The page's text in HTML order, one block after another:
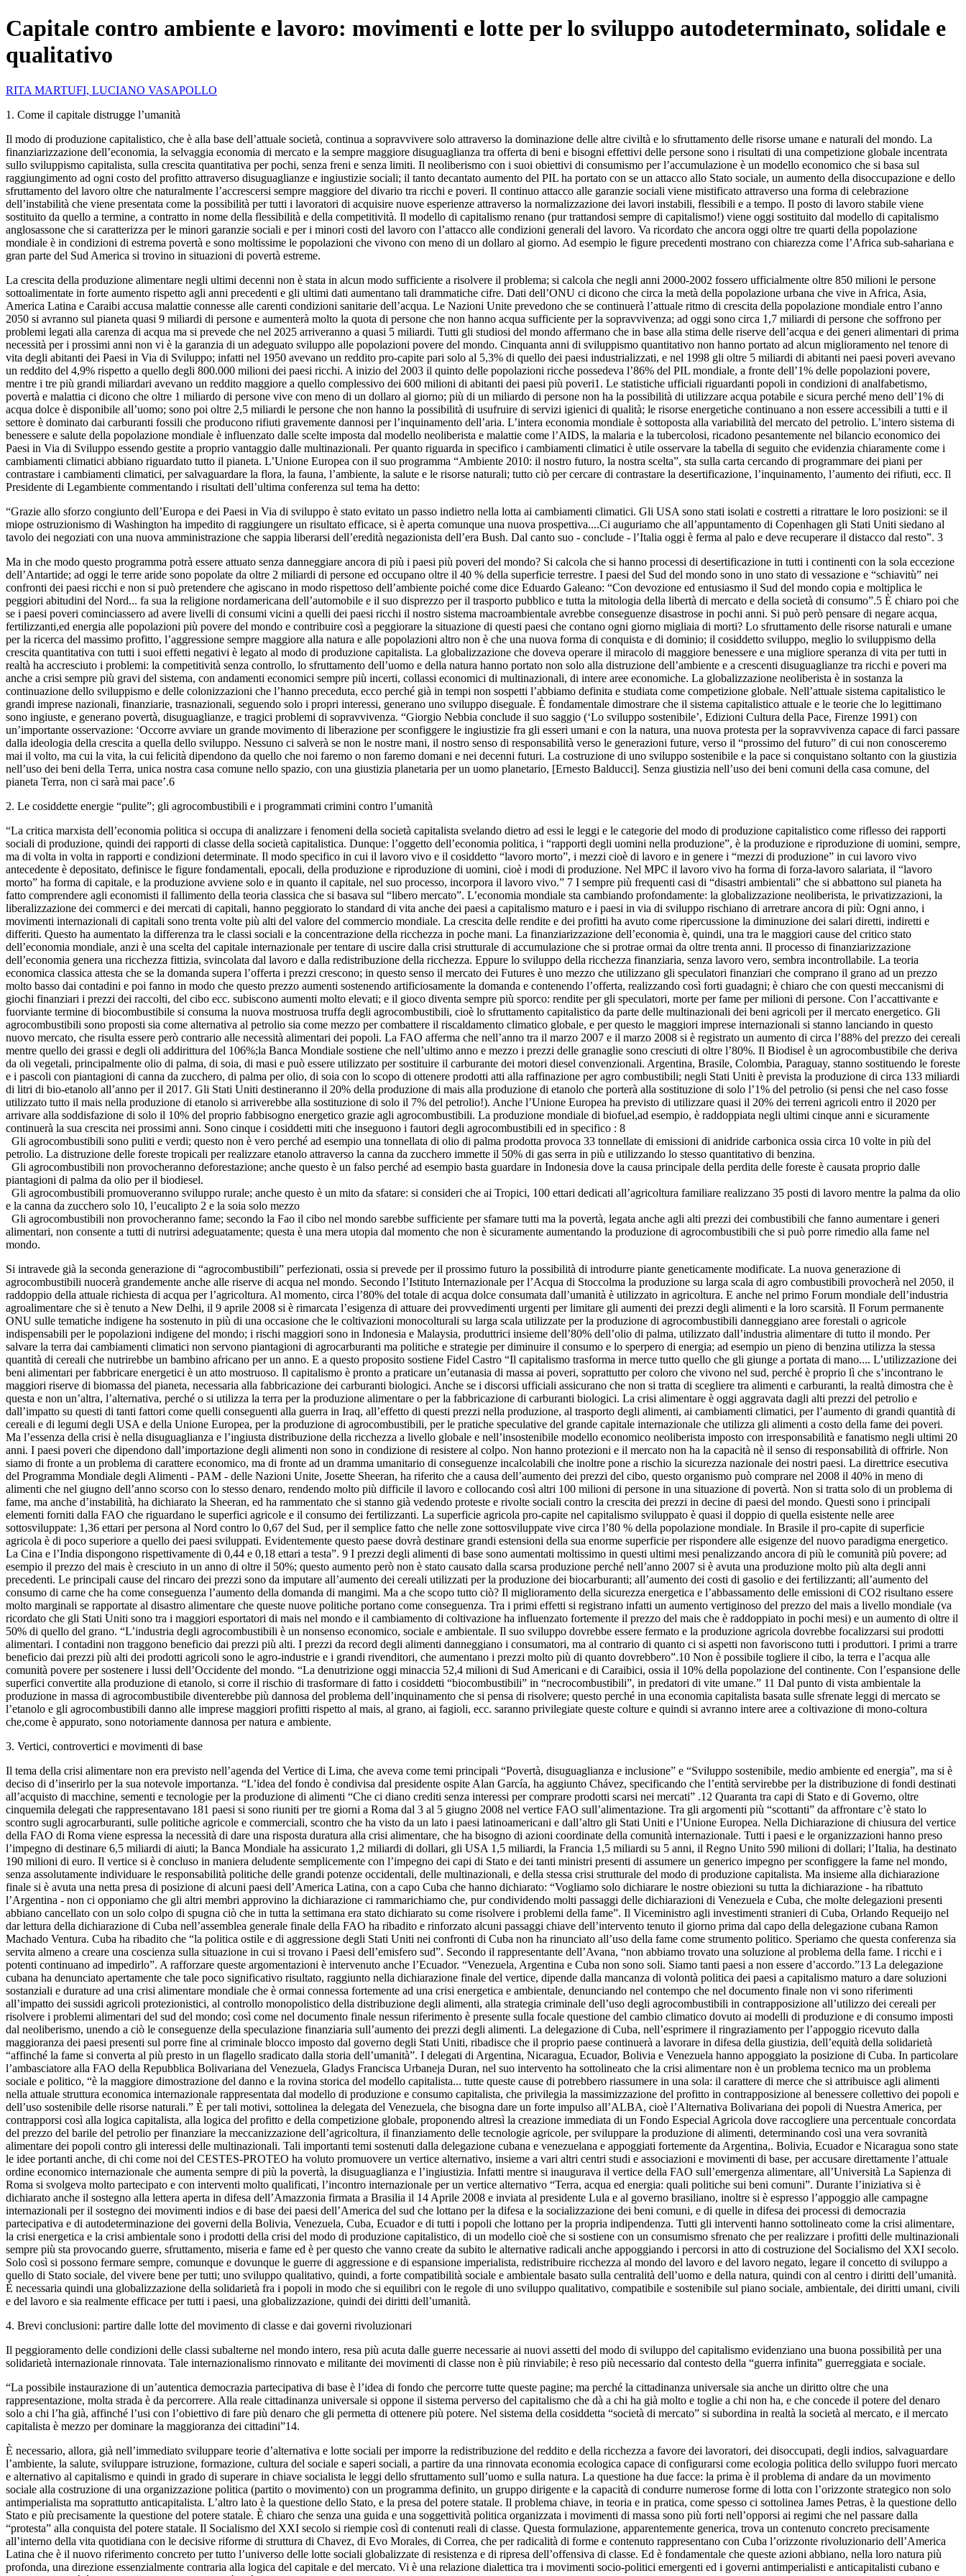
Capitale contro ambiente e lavoro: movimenti e lotte per lo sviluppo autodeterminato, solidale e
qualitativo
RITA MARTUFI, LUCIANO VASAPOLLO
1. Come il capitale distrugge l’umanità
Il modo di produzione capitalistico, che è alla base dell’attuale società, continua a sopravvivere solo attraverso la dominazione delle altre civiltà e lo sfruttamento delle risorse umane e naturali del mondo. La
finanziarizzazione dell’economia, la selvaggia economia di mercato e la sempre maggiore disuguaglianza tra offerta di beni e bisogni effettivi delle persone sono i risultati di una competizione globale incentrata
sullo sviluppismo capitalista, sulla crescita quantitativa per pochi, senza freni e senza limiti. Il neoliberismo con i suoi obiettivi di consumismo per l’accumulazione è un modello economico che si basa sul
raggiungimento ad ogni costo del profitto attraverso disuguaglianze e ingiustizie sociali; il tanto decantato aumento del PIL ha portato con se un attacco allo Stato sociale, un aumento della disoccupazione e dello
sfruttamento del lavoro oltre che naturalmente l’accrescersi sempre maggiore del divario tra ricchi e poveri. Il continuo attacco alle garanzie sociali viene mistificato attraverso una forma di celebrazione
dell’instabilità che viene presentata come la possibilità per tutti i lavoratori di acquisire nuove esperienze attraverso la normalizzazione dei lavori instabili, flessibili e a tempo. Il posto di lavoro stabile viene
sostituito da quello a termine, a contratto in nome della flessibilità e della competitività. Il modello di capitalismo renano (pur trattandosi sempre di capitalismo!) viene oggi sostituito dal modello di capitalismo
anglosassone che si caratterizza per le minori garanzie sociali e per i minori costi del lavoro con l’attacco alle condizioni generali del lavoro. Va ricordato che ancora oggi oltre tre quarti della popolazione
mondiale è in condizioni di estrema povertà e sono moltissime le popolazioni che vivono con meno di un dollaro al giorno. Ad esempio le figure precedenti mostrano con chiarezza come l’Africa sub-sahariana e
gran parte del Sud America si trovino in situazioni di povertà estreme.
La crescita della produzione alimentare negli ultimi decenni non è stata in alcun modo sufficiente a risolvere il problema; si calcola che negli anni 2000-2002 fossero ufficialmente oltre 850 milioni le persone
sottoalimentate in forte aumento rispetto agli anni precedenti e gli ultimi dati aumentano tali drammatiche cifre. Dati dell’ONU ci dicono che circa la metà della popolazione urbana che vive in Africa, Asia,
America Latina e Caraibi accusa malattie connesse alle carenti condizioni sanitarie dell’acqua. Le Nazioni Unite prevedono che se continuerà l’attuale ritmo di crescita della popolazione mondiale entro l’anno
2050 si avranno sul pianeta quasi 9 miliardi di persone e aumenterà molto la quota di persone che non hanno acqua sufficiente per la sopravvivenza; ad oggi sono circa 1,7 miliardi di persone che soffrono per
problemi legati alla carenza di acqua ma si prevede che nel 2025 arriveranno a quasi 5 miliardi. Tutti gli studiosi del mondo affermano che in base alla stima delle riserve dell’acqua e dei generi alimentari di prima
necessità per i prossimi anni non vi è la garanzia di un adeguato sviluppo alle popolazioni povere del mondo. Cinquanta anni di sviluppismo quantitativo non hanno portato ad alcun miglioramento nel tenore di
vita degli abitanti dei Paesi in Via di Sviluppo; infatti nel 1950 avevano un reddito pro-capite pari solo al 5,3% di quello dei paesi industrializzati, e nel 1998 gli oltre 5 miliardi di abitanti nei paesi poveri avevano
un reddito del 4,9% rispetto a quello degli 800.000 milioni dei paesi ricchi. A inizio del 2003 il quinto delle popolazioni ricche possedeva l’86% del PIL mondiale, a fronte dell’1% delle popolazioni povere,
mentre i tre più grandi miliardari avevano un reddito maggiore a quello complessivo dei 600 milioni di abitanti dei paesi più poveri1. Le statistiche ufficiali riguardanti popoli in condizioni di analfabetismo,
povertà e malattia ci dicono che oltre 1 miliardo di persone vive con meno di un dollaro al giorno; più di un miliardo di persone non ha la possibilità di utilizzare acqua potabile e sicura perché meno dell’1% di
acqua dolce è disponibile all’uomo; sono poi oltre 2,5 miliardi le persone che non hanno la possibilità di usufruire di servizi igienici di qualità; le risorse energetiche continuano a non essere accessibili a tutti e il
settore è dominato dai carburanti fossili che producono rifiuti gravemente dannosi per l’inquinamento dell’aria. L’intera economia mondiale è sottoposta alla variabilità del mercato del petrolio. L’intero sistema di
benessere e salute della popolazione mondiale è influenzato dalle scelte imposta dal modello neoliberista e malattie come l’AIDS, la malaria e la tubercolosi, ricadono pesantemente nel bilancio economico dei
Paesi in Via di Sviluppo essendo gestite a proprio vantaggio dalle multinazionali. Per quanto riguarda in specifico i cambiamenti climatici è utile osservare la tabella di seguito che evidenzia chiaramente come i
cambiamenti climatici abbiano riguardato tutto il pianeta. L’Unione Europea con il suo programma “Ambiente 2010: il nostro futuro, la nostra scelta”, sta sulla carta cercando di programmare dei piani per
contrastare i cambiamenti climatici, per salvaguardare la flora, la fauna, l’ambiente, la salute e le risorse naturali; tutto ciò per cercare di contrastare la desertificazione, l’inquinamento, l’aumento dei rifiuti, ecc. Il
Presidente di Legambiente commentando i risultati dell’ultima conferenza sul tema ha detto:
“Grazie allo sforzo congiunto dell’Europa e dei Paesi in Via di sviluppo è stato evitato un passo indietro nella lotta ai cambiamenti climatici. Gli USA sono stati isolati e costretti a ritrattare le loro posizioni: se il
miope ostruzionismo di Washington ha impedito di raggiungere un risultato efficace, si è aperta comunque una nuova prospettiva....Ci auguriamo che all’appuntamento di Copenhagen gli Stati Uniti siedano al
tavolo dei negoziati con una nuova amministrazione che sappia liberarsi dell’eredità negazionista dell’era Bush. Dal canto suo - conclude - l’Italia oggi è ferma al palo e deve recuperare il distacco dal resto”. 3
Ma in che modo questo programma potrà essere attuato senza danneggiare ancora di più i paesi più poveri del mondo? Si calcola che si hanno processi di desertificazione in tutti i continenti con la sola eccezione
dell’Antartide; ad oggi le terre aride sono popolate da oltre 2 miliardi di persone ed occupano oltre il 40 % della superficie terrestre. I paesi del Sud del mondo sono in uno stato di vessazione e “schiavitù” nei
confronti dei paesi ricchi e non si può pretendere che agiscano in modo rispettoso dell’ambiente poiché come dice Eduardo Galeano: “Con devozione ed entusiasmo il Sud del mondo copia e moltiplica le
peggiori abitudini del Nord... fa sua la religione nordamericana dell’automobile e il suo disprezzo per il trasporto pubblico e tutta la mitologia della libertà di mercato e della società di consumo”.5 È chiaro poi che
se i paesi poveri cominciassero ad avere livelli di consumi vicini a quelli dei paesi ricchi il nostro sistema macroambientale avrebbe conseguenze disastrose in pochi anni. Si può però pensare di negare acqua,
fertilizzanti,ed energia alle popolazioni più povere del mondo e contribuire così a peggiorare la situazione di questi paesi che contano ogni giorno migliaia di morti? Lo sfruttamento delle risorse naturali e umane
per la ricerca del massimo profitto, l’aggressione sempre maggiore alla natura e alle popolazioni altro non è che una nuova forma di conquista e di dominio; il cosiddetto sviluppo, meglio lo sviluppismo della
crescita quantitativa con tutti i suoi effetti negativi è legato al modo di produzione capitalista. La globalizzazione che doveva operare il miracolo di maggiore benessere e una migliore speranza di vita per tutti in
realtà ha accresciuto i problemi: la competitività senza controllo, lo sfruttamento dell’uomo e della natura hanno portato non solo alla distruzione dell’ambiente e a crescenti disuguaglianze tra ricchi e poveri ma
anche a crisi sempre più gravi del sistema, con andamenti economici sempre più incerti, collassi economici di multinazionali, di intere aree economiche. La globalizzazione neoliberista è in sostanza la
continuazione dello sviluppismo e delle colonizzazioni che l’hanno preceduta, ecco perché già in tempi non sospetti l’abbiamo definita e studiata come competizione globale. Nell’attuale sistema capitalistico le
grandi imprese nazionali, finanziarie, trasnazionali, seguendo solo i propri interessi, generano uno sviluppo diseguale. È fondamentale dimostrare che il sistema capitalistico attuale e le teorie che lo legittimano
sono ingiuste, e generano povertà, disuguaglianze, e tragici problemi di sopravvivenza. “Giorgio Nebbia conclude il suo saggio (‘Lo sviluppo sostenibile’, Edizioni Cultura della Pace, Firenze 1991) con
un’importante osservazione: ‘Occorre avviare un grande movimento di liberazione per sconfiggere le ingiustizie fra gli esseri umani e con la natura, una nuova protesta per la sopravvivenza capace di farci passare
dalla ideologia della crescita a quella dello sviluppo. Nessuno ci salverà se non le nostre mani, il nostro senso di responsabilità verso le generazioni future, verso il “prossimo del futuro” di cui non conosceremo
mai il volto, ma cui la vita, la cui felicità dipendono da quello che noi faremo o non faremo domani e nei decenni futuri. La costruzione di uno sviluppo sostenibile e la pace si conquistano soltanto con la giustizia
nell’uso dei beni della Terra, unica nostra casa comune nello spazio, con una giustizia planetaria per un uomo planetario, [Ernesto Balducci]. Senza giustizia nell’uso dei beni comuni della casa comune, del
pianeta Terra, non ci sarà mai pace’.6
2. Le cosiddette energie “pulite”; gli agrocombustibili e i programmati crimini contro l’umanità
“La critica marxista dell’economia politica si occupa di analizzare i fenomeni della società capitalista svelando dietro ad essi le leggi e le categorie del modo di produzione capitalistico come riflesso dei rapporti
sociali di produzione, quindi dei rapporti di classe della società capitalistica. Dunque: l’oggetto dell’economia politica, i “rapporti degli uomini nella produzione”, è la produzione e riproduzione di uomini, sempre,
ma di volta in volta in rapporti e condizioni determinate. Il modo specifico in cui il lavoro vivo e il cosiddetto “lavoro morto”, i mezzi cioè di lavoro e in genere i “mezzi di produzione” in cui lavoro vivo
antecedente è depositato, definisce le figure fondamentali, epocali, della produzione e riproduzione di uomini, cioè i modi di produzione. Nel MPC il lavoro vivo ha forma di forza-lavoro salariata, il “lavoro
morto” ha forma di capitale, e la produzione avviene solo e in quanto il capitale, nel suo processo, incorpora il lavoro vivo.” 7 I sempre più frequenti casi di “disastri ambientali” che si abbattono sul pianeta ha
fatto comprendere agli economisti il fallimento della teoria classica che si basava sul “libero mercato”. L’economia mondiale sta cambiando profondamente: la globalizzazione neoliberista, le privatizzazioni, la
liberalizzazione dei commerci e dei mercati di capitali, hanno peggiorato lo standard di vita anche dei paesi a capitalismo maturo e i paesi in via di sviluppo rischiano di arretrare ancora di più: Ogni anno, i
movimenti internazionali di capitali sono trenta volte più alti del valore del commercio mondiale. La crescita delle rendite e dei profitti ha avuto come ripercussione la diminuzione dei salari diretti, indiretti e
differiti. Questo ha aumentato la differenza tra le classi sociali e la concentrazione della ricchezza in poche mani. La finanziarizzazione dell’economia è, quindi, una tra le maggiori cause del critico stato
dell’economia mondiale, anzi è una scelta del capitale internazionale per tentare di uscire dalla crisi strutturale di accumulazione che si protrae ormai da oltre trenta anni. Il processo di finanziarizzazione
dell’economia genera una ricchezza fittizia, svincolata dal lavoro e dalla redistribuzione della ricchezza. Eppure lo sviluppo della ricchezza finanziaria, senza lavoro vero, sembra incontrollabile. La teoria
economica classica attesta che se la domanda supera l’offerta i prezzi crescono; in questo senso il mercato dei Futures è uno mezzo che utilizzano gli speculatori finanziari che comprano il grano ad un prezzo
molto basso dai contadini e poi fanno in modo che questo prezzo aumenti sostenendo artificiosamente la domanda e contenendo l’offerta, realizzando così forti guadagni; è chiaro che con questi meccanismi di
giochi finanziari i prezzi dei raccolti, del cibo ecc. subiscono aumenti molto elevati; e il gioco diventa sempre più sporco: rendite per gli speculatori, morte per fame per milioni di persone. Con l’accattivante e
fuorviante termine di biocombustibile si consuma la nuova mostruosa truffa degli agrocombustibili, cioè lo sfruttamento capitalistico da parte delle multinazionali dei beni agricoli per il mercato energetico. Gli
agrocombustibili sono proposti sia come alternativa al petrolio sia come mezzo per combattere il riscaldamento climatico globale, e per questo le maggiori imprese internazionali si stanno lanciando in questo
nuovo mercato, che risulta essere però contrario alle necessità alimentari dei popoli. La FAO afferma che nell’anno tra il marzo 2007 e il marzo 2008 si è registrato un aumento di circa l’88% del prezzo dei cereali
mentre quello dei grassi e degli oli addirittura del 106%;la Banca Mondiale sostiene che nell’ultimo anno e mezzo i prezzi delle granaglie sono cresciuti di oltre l’80%. Il Biodisel è un agrocombustibile che deriva
da oli vegetali, principalmente olio di palma, di soia, di masi e può essere utilizzato per sostituire il carburante dei motori diesel convenzionali. Argentina, Brasile, Colombia, Paraguay, stanno sostituendo le foreste
e i pascoli con piantagioni di canna da zucchero, di palma per olio, di soia con lo scopo di ottenere prodotti atti alla raffinazione per agro combustibili; negli Stati Uniti è prevista la produzione di circa 133 miliardi
di litri di bio-etanolo all’anno per il 2017. Gli Stati Uniti destineranno il 20% della produzione di mais alla produzione di etanolo che porterà alla sostituzione di solo l’1% del petrolio (si pensi che nel caso fosse
utilizzato tutto il mais nella produzione di etanolo si arriverebbe alla sostituzione di solo il 7% del petrolio!). Anche l’Unione Europea ha previsto di utilizzare quasi il 20% dei terreni agricoli entro il 2020 per
arrivare alla soddisfazione di solo il 10% del proprio fabbisogno energetico grazie agli agrocombustibili. La produzione mondiale di biofuel,ad esempio, è raddoppiata negli ultimi cinque anni e sicuramente
continuerà la sua crescita nei prossimi anni. Sono cinque i cosiddetti miti che inseguono i fautori degli agrocombustibili ed in specifico : 8
Gli agrocombustibili sono puliti e verdi; questo non è vero perché ad esempio una tonnellata di olio di palma prodotta provoca 33 tonnellate di emissioni di anidride carbonica ossia circa 10 volte in più del
petrolio. La distruzione delle foreste tropicali per realizzare etanolo attraverso la canna da zucchero immette il 50% di gas serra in più e utilizzando lo stesso quantitativo di benzina.
Gli agrocombustibili non provocheranno deforestazione; anche questo è un falso perché ad esempio basta guardare in Indonesia dove la causa principale della perdita delle foreste è causata proprio dalle
piantagioni di palma da olio per il biodiesel.
Gli agrocombustibili promuoveranno sviluppo rurale; anche questo è un mito da sfatare: si consideri che ai Tropici, 100 ettari dedicati all’agricoltura familiare realizzano 35 posti di lavoro mentre la palma da olio
e la canna da zucchero solo 10, l’eucalipto 2 e la soia solo mezzo
Gli agrocombustibili non provocheranno fame; secondo la Fao il cibo nel mondo sarebbe sufficiente per sfamare tutti ma la povertà, legata anche agli alti prezzi dei combustibili che fanno aumentare i generi
alimentari, non consente a tutti di nutrirsi adeguatamente; questa è una mera utopia dal momento che non è sicuramente aumentando la produzione di agrocombustibili che si può porre rimedio alla fame nel
mondo.
Si intravede già la seconda generazione di “agrocombustibili” perfezionati, ossia si prevede per il prossimo futuro la possibilità di introdurre piante geneticamente modificate. La nuova generazione di
agrocombustibili nuocerà grandemente anche alle riserve di acqua nel mondo. Secondo l’Istituto Internazionale per l’Acqua di Stoccolma la produzione su larga scala di agro combustibili provocherà nel 2050, il
raddoppio della attuale richiesta di acqua per l’agricoltura. Al momento, circa l’80% del totale di acqua dolce consumata dall’umanità è utilizzato in agricoltura. E anche nel primo Forum mondiale dell’industria
agroalimentare che si è tenuto a New Delhi, il 9 aprile 2008 si è rimarcata l’esigenza di attuare dei provvedimenti urgenti per limitare gli aumenti dei prezzi degli alimenti e la loro scarsità. Il Forum permanente
ONU sulle tematiche indigene ha sostenuto in più di una occasione che le coltivazioni monocolturali su larga scala utilizzate per la produzione di agrocombustibili danneggiano aree forestali o agricole
indispensabili per le popolazioni indigene del mondo; i rischi maggiori sono in Indonesia e Malaysia, produttrici insieme dell’80% dell’olio di palma, utilizzato dall’industria alimentare di tutto il mondo. Per
salvare la terra dai cambiamenti climatici non servono piantagioni di agrocarburanti ma politiche e strategie per diminuire il consumo e lo sperpero di energia; ad esempio un pieno di benzina utilizza la stessa
quantità di cereali che nutrirebbe un bambino africano per un anno. E a questo proposito sostiene Fidel Castro “Il capitalismo trasforma in merce tutto quello che gli giunge a portata di mano.... L’utilizzazione dei
beni alimentari per fabbricare energetici è un atto mostruoso. Il capitalismo è pronto a praticare un’eutanasia di massa ai poveri, soprattutto per coloro che vivono nel sud, perché è proprio lì che s’incontrano le
maggiori riserve di biomassa del pianeta, necessaria alla fabbricazione dei carburanti biologici. Anche se i discorsi ufficiali assicurano che non si tratta di scegliere tra alimenti e carburanti, la realtà dimostra che è
questa e non un’altra, l’alternativa, perché o si utilizza la terra per la produzione alimentare o per la fabbricazione di carburanti biologici. La crisi alimentare è oggi aggravata dagli alti prezzi del petrolio e
dall’impatto su questi di tanti fattori come quelli conseguenti alla guerra in Iraq, all’effetto di questi prezzi nella produzione, al trasporto degli alimenti, ai cambiamenti climatici, per l’aumento di grandi quantità di
cereali e di legumi degli USA e della Unione Europea, per la produzione di agrocombustibili, per le pratiche speculative del grande capitale internazionale che utilizza gli alimenti a costo della fame dei poveri.
Ma l’essenza della crisi è nella disuguaglianza e l’ingiusta distribuzione della ricchezza a livello globale e nell’insostenibile modello economico neoliberista imposto con irresponsabilità e fanatismo negli ultimi 20
anni. I paesi poveri che dipendono dall’importazione degli alimenti non sono in condizione di resistere al colpo. Non hanno protezioni e il mercato non ha la capacità nè il senso di responsabilità di offrirle. Non
siamo di fronte a un problema di carattere economico, ma di fronte ad un dramma umanitario di conseguenze incalcolabili che inoltre pone a rischio la sicurezza nazionale dei nostri paesi. La direttrice esecutiva
del Programma Mondiale degli Alimenti - PAM - delle Nazioni Unite, Josette Sheeran, ha riferito che a causa dell’aumento dei prezzi del cibo, questo organismo può comprare nel 2008 il 40% in meno di
alimenti che nel giugno dell’anno scorso con lo stesso denaro, rendendo molto più difficile il lavoro e collocando così altri 100 milioni di persone in una situazione di povertà. Non si tratta solo di un problema di
fame, ma anche d’instabilità, ha dichiarato la Sheeran, ed ha rammentato che si stanno già vedendo proteste e rivolte sociali contro la crescita dei prezzi in decine di paesi del mondo. Questi sono i principali
elementi forniti dalla FAO che riguardano le superfici agricole e il consumo dei fertilizzanti. La superficie agricola pro-capite nel capitalismo sviluppato è quasi il doppio di quella esistente nelle aree
sottosviluppate: 1,36 ettari per persona al Nord contro lo 0,67 del Sud, per il semplice fatto che nelle zone sottosviluppate vive circa l’80 % della popolazione mondiale. In Brasile il pro-capite di superficie
agricola è di poco superiore a quello dei paesi sviluppati. Evidentemente questo paese dovrà destinare grandi estensioni della sua enorme superficie per rispondere alle esigenze del nuovo paradigma energetico.
La Cina e l’India dispongono rispettivamente di 0,44 e 0,18 ettari a testa”. 9 I prezzi degli alimenti di base sono aumentati moltissimo in questi ultimi mesi penalizzando ancora di più le comunità più povere; ad
esempio il prezzo del mais è cresciuto in un anno di oltre il 50%; questo aumento però non è stato causato dalla scarsa produzione perché nell’anno 2007 si è avuta una produzione molto più alta degli anni
precedenti. Le principali cause del rincaro dei prezzi sono da imputare all’aumento dei cereali utilizzati per la produzione dei biocarburanti; all’aumento dei costi di gasolio e dei fertilizzanti; all’aumento del
consumo di carne che ha come conseguenza l’aumento della domanda di mangimi. Ma a che scopo tutto ciò? Il miglioramento della sicurezza energetica e l’abbassamento delle emissioni di CO2 risultano essere
molto marginali se rapportate al disastro alimentare che queste nuove politiche portano come conseguenza. Tra i primi effetti si registrano infatti un aumento vertiginoso del prezzo del mais a livello mondiale (va
ricordato che gli Stati Uniti sono tra i maggiori esportatori di mais nel mondo e il cambiamento di coltivazione ha influenzato fortemente il prezzo del mais che è raddoppiato in pochi mesi) e un aumento di oltre il
50% di quello del grano. “L’industria degli agrocombustibili è un nonsenso economico, sociale e ambientale. Il suo sviluppo dovrebbe essere fermato e la produzione agricola dovrebbe focalizzarsi sui prodotti
alimentari. I contadini non traggono beneficio dai prezzi più alti. I prezzi da record degli alimenti danneggiano i consumatori, ma al contrario di quanto ci si aspetti non favoriscono tutti i produttori. I primi a trarre
beneficio dai prezzi più alti dei prodotti agricoli sono le agro-industrie e i grandi rivenditori, che aumentano i prezzi molto più di quanto dovrebbero”.10 Non è possibile togliere il cibo, la terra e l’acqua alle
comunità povere per sostenere i lussi dell’Occidente del mondo. “La denutrizione oggi minaccia 52,4 milioni di Sud Americani e di Caraibici, ossia il 10% della popolazione del continente. Con l’espansione delle
superfici convertite alla produzione di etanolo, si corre il rischio di trasformare di fatto i cosiddetti “biocombustibili” in “necrocombustibili”, in predatori di vite umane.” 11 Dal punto di vista ambientale la
produzione in massa di agrocombustibile diventerebbe più dannosa del problema dell’inquinamento che si pensa di risolvere; questo perché in una economia capitalista basata sulle sfrenate leggi di mercato se
l’etanolo e gli agrocombustibili danno alle imprese maggiori profitti rispetto al mais, al grano, ai fagioli, ecc. saranno privilegiate queste colture e quindi si avranno intere aree a coltivazione di mono-coltura
che,come è appurato, sono notoriamente dannosa per natura e ambiente.
3. Vertici, controvertici e movimenti di base
Il tema della crisi alimentare non era previsto nell’agenda del Vertice di Lima, che aveva come temi principali “Povertà, disuguaglianza e inclusione” e “Sviluppo sostenibile, medio ambiente ed energia”, ma si è
deciso di d’inserirlo per la sua notevole importanza. “L’idea del fondo è condivisa dal presidente ospite Alan García, ha aggiunto Chávez, specificando che l’entità servirebbe per la distribuzione di fondi destinati
all’acquisto di macchine, sementi e tecnologie per la produzione di alimenti “Che ci diano crediti senza interessi per comprare prodotti scarsi nei mercati” .12 Quaranta tra capi di Stato e di Governo, oltre
cinquemila delegati che rappresentavano 181 paesi si sono riuniti per tre giorni a Roma dal 3 al 5 giugno 2008 nel vertice FAO sull’alimentazione. Tra gli argomenti più “scottanti” da affrontare c’è stato lo
scontro sugli agrocarburanti, sulle politiche agricole e commerciali, scontro che ha visto da un lato i paesi latinoamericani e dall’altro gli Stati Uniti e l’Unione Europea. Nella Dichiarazione di chiusura del vertice
della FAO di Roma viene espressa la necessità di dare una risposta duratura alla crisi alimentare, che ha bisogno di azioni coordinate della comunità internazionale. Tutti i paesi e le organizzazioni hanno preso
l’impegno di destinare 6,5 miliardi di aiuti; la Banca Mondiale ha assicurato 1,2 miliardi di dollari, gli USA 1,5 miliardi, la Francia 1,5 miliardi su 5 anni, il Regno Unito 590 milioni di dollari; l’Italia, ha destinato
190 milioni di euro. Il vertice si è concluso in maniera deludente semplicemente con l’impegno dei capi di Stato e dei tanti ministri presenti di assumere un generico impegno per sconfiggere la fame nel mondo,
senza assolutamente individuare le responsabilità politiche delle grandi potenze occidentali, delle multinazionali, e della stessa crisi strutturale del modo di produzione capitalista. Ma insieme alla dichiarazione
finale si è avuta una netta presa di posizione di alcuni paesi dell’America Latina, con a capo Cuba che hanno dichiarato: “Vogliamo solo dichiarare le nostre obiezioni su tutta la dichiarazione - ha ribattuto
l’Argentina - non ci opponiamo che gli altri membri approvino la dichiarazione ci rammarichiamo che, pur condividendo molti passaggi delle dichiarazioni di Venezuela e Cuba, che molte delegazioni presenti
abbiano cancellato con un solo colpo di spugna ciò che in tutta la settimana era stato dichiarato su come risolvere i problemi della fame”. Il Viceministro agli investimenti stranieri di Cuba, Orlando Requeijo nel
dar lettura della dichiarazione di Cuba nell’assemblea generale finale della FAO ha ribadito e rinforzato alcuni passaggi chiave dell’intervento tenuto il giorno prima dal capo della delegazione cubana Ramon
Machado Ventura. Cuba ha ribadito che “la politica ostile e di aggressione degli Stati Uniti nei confronti di Cuba non ha rinunciato all’uso della fame come strumento politico. Speriamo che questa conferenza sia
servita almeno a creare una coscienza sulla situazione in cui si trovano i Paesi dell’emisfero sud”. Secondo il rappresentante dell’Avana, “non abbiamo trovato una soluzione al problema della fame. I ricchi e i
potenti continuano ad impedirlo”. A rafforzare queste argomentazioni è intervenuto anche l’Ecuador. “Venezuela, Argentina e Cuba non sono soli. Siamo tanti paesi a non essere d’accordo.”13 La delegazione
cubana ha denunciato apertamente che tale poco significativo risultato, raggiunto nella dichiarazione finale del vertice, dipende dalla mancanza di volontà politica dei paesi a capitalismo maturo a dare soluzioni
sostanziali e durature ad una crisi alimentare mondiale che è ormai connessa fortemente ad una crisi energetica e ambientale, denunciando nel contempo che nel documento finale non vi sono riferimenti
all’impatto dei sussidi agricoli protezionistici, al controllo monopolistico della distribuzione degli alimenti, alla strategia criminale dell’uso degli agrocombustibili in contrapposizione all’utilizzo dei cereali per
risolvere i problemi alimentari del sud del mondo; così come nel documento finale nessun riferimento è presente sulla focale questione del cambio climatico dovuto ai modelli di produzione e di consumo imposti
dal neoliberismo, unendo a ciò le conseguenze della speculazione finanziaria sull’aumento dei prezzi degli alimenti. La delegazione di Cuba, nell’esprimere il ringraziamento per l’appoggio ricevuto dalla
maggioranza dei paesi presenti sul porre fine al criminale blocco imposto dal governo degli Stati Uniti, ribadisce che il proprio paese continuerà a lavorare in difesa della giustizia, dell’equità della solidarietà
“affinché la fame si converta al più presto in un flagello sradicato dalla storia dell’umanità”. I delegati di Argentina, Nicaragua, Ecuador, Bolivia e Venezuela hanno appoggiato la posizione di Cuba. In particolare
l’ambasciatore alla FAO della Repubblica Bolivariana del Venezuela, Gladys Francisca Urbaneja Duran, nel suo intervento ha sottolineato che la crisi alimentare non è un problema tecnico ma un problema
sociale e politico, “è la maggiore dimostrazione del danno e la rovina storica del modello capitalista... tutte queste cause di potrebbero riassumere in una sola: il carattere di merce che si attribuisce agli alimenti
nella attuale struttura economica internazionale rappresentata dal modello di produzione e consumo capitalista, che privilegia la massimizzazione del profitto in contrapposizione al benessere collettivo dei popoli e
dell’uso sostenibile delle risorse naturali.” È per tali motivi, sottolinea la delegata del Venezuela, che bisogna dare un forte impulso all’ALBA, cioè l’Alternativa Bolivariana dei popoli di Nuestra America, per
contrapporsi così alla logica capitalista, alla logica del profitto e della competizione globale, proponendo altresì la creazione immediata di un Fondo Especial Agricola dove raccogliere una percentuale concordata
del prezzo del barile del petrolio per finanziare la meccanizzazione dell’agricoltura, il finanziamento delle tecnologie agricole, per sviluppare la produzione di alimenti, determinando così una vera sovranità
alimentare dei popoli contro gli interessi delle multinazionali. Tali importanti temi sostenuti dalla delegazione cubana e venezuelana e appoggiati fortemente da Argentina,. Bolivia, Ecuador e Nicaragua sono state
le idee portanti anche, di chi come noi del CESTES-PROTEO ha voluto promuovere un vertice alternativo, insieme a vari altri centri studi e associazioni e movimenti di base, per accusare direttamente l’attuale
ordine economico internazionale che aumenta sempre di più la povertà, la disuguaglianza e l’ingiustizia. Infatti mentre si inaugurava il vertice della FAO sull’emergenza alimentare, all’Università La Sapienza di
Roma si svolgeva molto partecipato e con interventi molto qualificati, l’incontro internazionale per un vertice alternativo “Terra, acqua ed energia: quali politiche sui beni comuni”. Durante l’iniziativa si è
dichiarato anche il sostegno alla lettera aperta in difesa dell’Amazzonia firmata a Brasilia il 14 Aprile 2008 e inviata al presidente Lula e al governo brasiliano, inoltre si è espresso l’appoggio alle campagne
internazionali per il sostegno dei movimenti indios e di base dei paesi dell’America del sud che lottano per la difesa e la socializzazione dei beni comuni, e di quelle in difesa dei processi di democrazia
partecipativa e di autodeterminazione dei governi della Bolivia, Venezuela, Cuba, Ecuador e di tutti i popoli che lottano per la propria indipendenza. Tutti gli interventi hanno sottolineato come la crisi alimentare,
la crisi energetica e la crisi ambientale sono i prodotti della crisi del modo di produzione capitalistico, di un modello cioè che si sostiene con un consumismo sfrenato che per realizzare i profitti delle multinazionali
sempre più sta provocando guerre, sfruttamento, miseria e fame ed è per questo che vanno create da subito le alternative radicali anche appoggiando i percorsi in atto di costruzione del Socialismo del XXI secolo.
Solo così si possono fermare sempre, comunque e dovunque le guerre di aggressione e di espansione imperialista, redistribuire ricchezza al mondo del lavoro e del lavoro negato, legare il concetto di sviluppo a
quello di Stato sociale, del vivere bene per tutti; uno sviluppo qualitativo, quindi, a forte compatibilità sociale e ambientale basato sulla centralità dell’uomo e della natura, quindi con al centro i diritti dell’umanità.
È necessaria quindi una globalizzazione della solidarietà fra i popoli in modo che si equilibri con le regole di uno sviluppo qualitativo, compatibile e sostenibile sul piano sociale, ambientale, dei diritti umani, civili
e del lavoro e sia realmente efficace per tutti i paesi, una globalizzazione, quindi dei diritti dell’umanità.
4. Brevi conclusioni: partire dalle lotte del movimento di classe e dai governi rivoluzionari
Il peggioramento delle condizioni delle classi subalterne nel mondo intero, resa più acuta dalle guerre necessarie ai nuovi assetti del modo di sviluppo del capitalismo evidenziano una buona possibilità per una
solidarietà internazionale rinnovata. Tale internazionalismo rinnovato e militante dei movimenti di classe non è più rinviabile; è reso più necessario dal contesto della “guerra infinita” guerreggiata e sociale.
“La possibile instaurazione di un’autentica democrazia partecipativa di base è l’idea di fondo che percorre tutte queste pagine; ma perché la cittadinanza universale sia anche un diritto oltre che una
rappresentazione, molta strada è da percorrere. Alla reale cittadinanza universale si oppone il sistema perverso del capitalismo che dà a chi ha già molto e toglie a chi non ha, e che concede il potere del denaro
solo a chi l’ha già, affinché l’usi con l’obiettivo di fare più denaro che gli permetta di ottenere più potere. Nel sistema della cosiddetta “società di mercato” si subordina in realtà la società al mercato, e il mercato
capitalista è mezzo per dominare la maggioranza dei cittadini”14.
È necessario, allora, già nell’immediato sviluppare teorie d’alternativa e lotte sociali per imporre la redistribuzione del reddito e della ricchezza a favore dei lavoratori, dei disoccupati, degli indios, salvaguardare
l’ambiente, la salute, sviluppare istruzione, formazione, cultura del sociale e saperi sociali, a partire da una rinnovata economia ecologica capace di configurarsi come ecologia politica dello sviluppo fuori mercato
e alternativo al capitalismo e quindi in grado di superare in chiave socialista le leggi dello sfruttamento sull’uomo e sulla natura. La questione ha due facce: la prima è il problema di andare da un movimento
sociale alla costruzione di una organizzazione politica (partito o movimento) con un programma definito, un gruppo dirigente e la capacità di condurre numerose forme di lotta con l’orizzonte strategico non solo
antimperialista ma soprattutto anticapitalista. L’altro lato è la questione dello Stato, e la presa del potere statale. Il problema chiave, in teoria e in pratica, come spesso ci sottolinea James Petras, è la questione dello
Stato e più precisamente la questione del potere statale. È chiaro che senza una guida e una soggettività politica organizzata i movimenti di massa sono più forti nell’opporsi ai regimi che nel passare dalla
“protesta” alla conquista del potere statale. Il Socialismo del XXI secolo si riempie così di contenuti reali di classe. Questa formulazione, apparentemente generica, trova un contenuto concreto precisamente
all’interno della vita quotidiana con le decisive riforme di struttura di Chavez, di Evo Morales, di Correa, che per radicalità di forme e contenuto rappresentano con Cuba l’orizzonte rivoluzionario dell’America
Latina che è il nuovo riferimento concreto per tutto l’universo delle lotte sociali globalizzate di resistenza e di ripresa dell’offensiva di classe. Ed è fondamentale che queste azioni abbiano, nella loro natura più
profonda, una direzione essenzialmente contraria alla logica del capitale e del mercato. Vi è una relazione dialettica tra i movimenti socio-politici emergenti ed i governi antimperialisti e anticapitalisti cubano e